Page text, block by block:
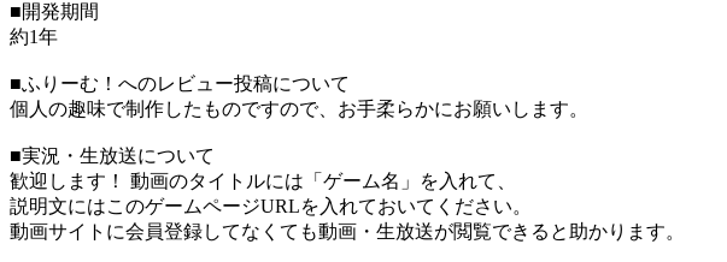
■開発期間
約1年
■ふりーむ！へのレビュー投稿について
個人の趣味で制作したものですので、お手柔らかにお願いします。
■実況・生放送について
歓迎します！ 動画のタイトルには「ゲーム名」を入れて、
説明文にはこのゲームページURLを入れておいてください。
動画サイトに会員登録してなくても動画・生放送が閲覧できると助かります。